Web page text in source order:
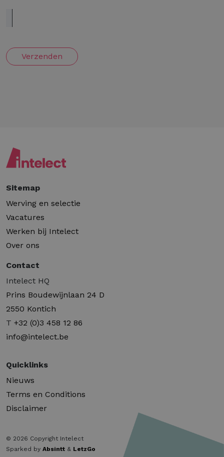
Verzenden
Sitemap
Werving en selectie
Vacatures
Werken bij Intelect
Over ons
Contact
Intelect HQ
Prins Boudewijnlaan 24 D
2550 Kontich
T +32 (0)3 458 12 86
info@intelect.be
Quicklinks
Nieuws
Terms en Conditions
Disclaimer
© 2026 Copyright Intelect
Sparked by Absintt & LetzGo